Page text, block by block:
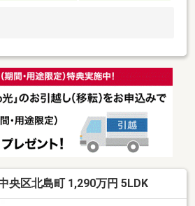
央区北島町 1,290万円 5LDK